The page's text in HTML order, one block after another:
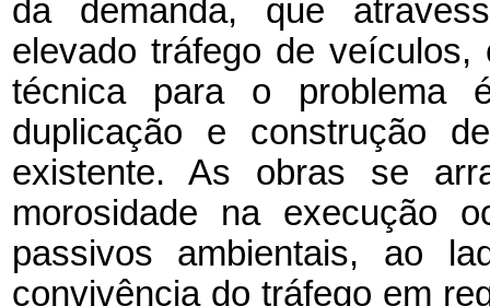
da demanda, que
elevado tráfego de
técnica para o problema
duplicação e construção
existente. As obras se
morosidade na execução
passivos ambientais, ao
convivência do tráfego em